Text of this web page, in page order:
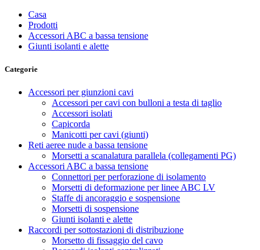
Casa
Prodotti
Accessori ABC a bassa tensione
Giunti isolanti e alette
Categorie
Accessori per giunzioni cavi
Accessori per cavi con bulloni a testa di taglio
Accessori isolati
Capicorda
Manicotti per cavi (giunti)
Reti aeree nude a bassa tensione
Morsetti a scanalatura parallela (collegamenti PG)
Accessori ABC a bassa tensione
Connettori per perforazione di isolamento
Morsetti di deformazione per linee ABC LV
Staffe di ancoraggio e sospensione
Morsetti di sospensione
Giunti isolanti e alette
Raccordi per sottostazioni di distribuzione
Morsetto di fissaggio del cavo